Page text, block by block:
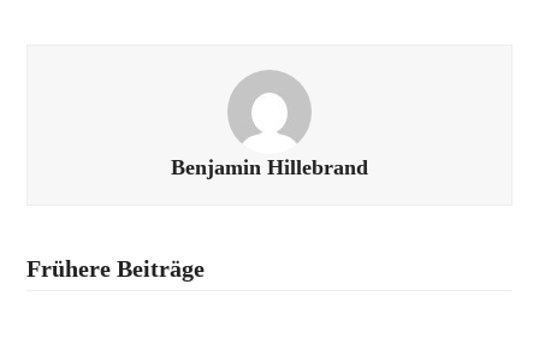
Benjamin Hillebrand
Frühere Beiträge